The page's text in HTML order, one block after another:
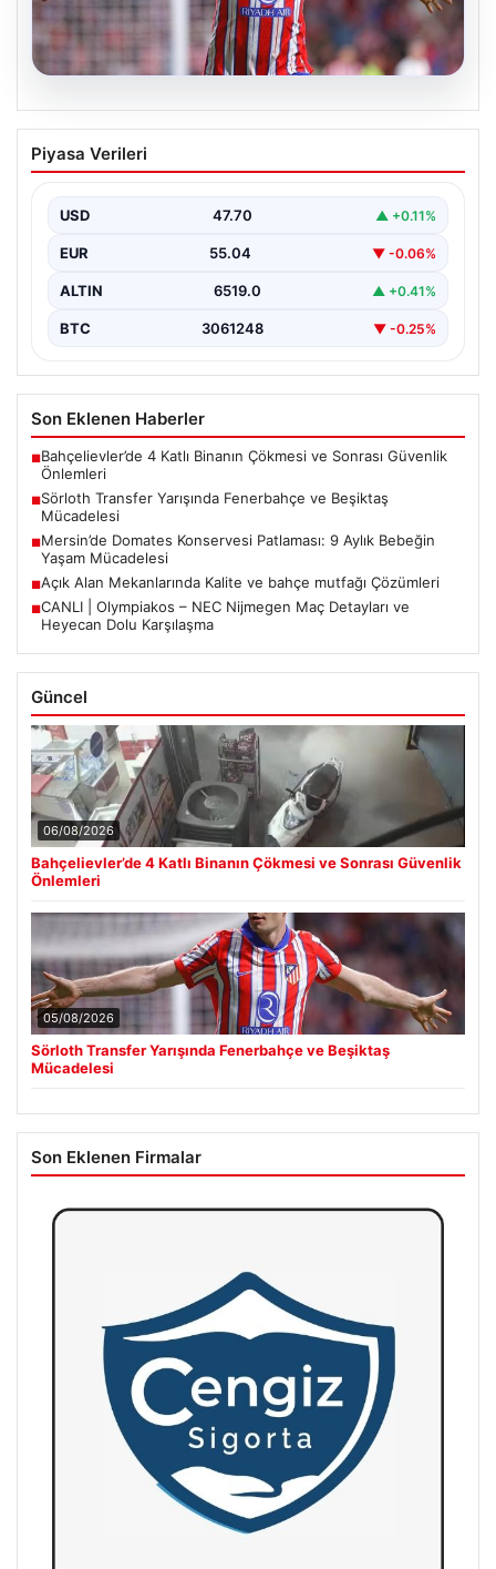
05.08.2026
Sörloth Transfer Yarışında Fenerbahçe
ve Beşiktaş Mücadelesi
sahne olurken, Süper Lig’in iki büyük devi,…
Piyasa Verileri
USD 47.70 ▲ +0.11%
EUR 55.04 ▼ -0.06%
ALTIN 6519.0 ▲ +0.41%
BTC 3061248 ▼ -0.25%
Son Eklenen Haberler
■Bahçelievler’de 4 Katlı Binanın Çökmesi ve Sonrası Güvenlik
Önlemleri
■Sörloth Transfer Yarışında Fenerbahçe ve Beşiktaş
Mücadelesi
■Mersin’de Domates Konservesi Patlaması: 9 Aylık Bebeğin
Yaşam Mücadelesi
■Açık Alan Mekanlarında Kalite ve bahçe mutfağı Çözümleri
■CANLI | Olympiakos – NEC Nijmegen Maç Detayları ve
Heyecan Dolu Karşılaşma
Güncel
06/08/2026
Bahçelievler’de 4 Katlı Binanın Çökmesi ve Sonrası Güvenlik
Önlemleri
05/08/2026
Sörloth Transfer Yarışında Fenerbahçe ve Beşiktaş
Mücadelesi
Son Eklenen Firmalar